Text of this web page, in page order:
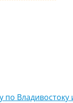
по Владивостоку